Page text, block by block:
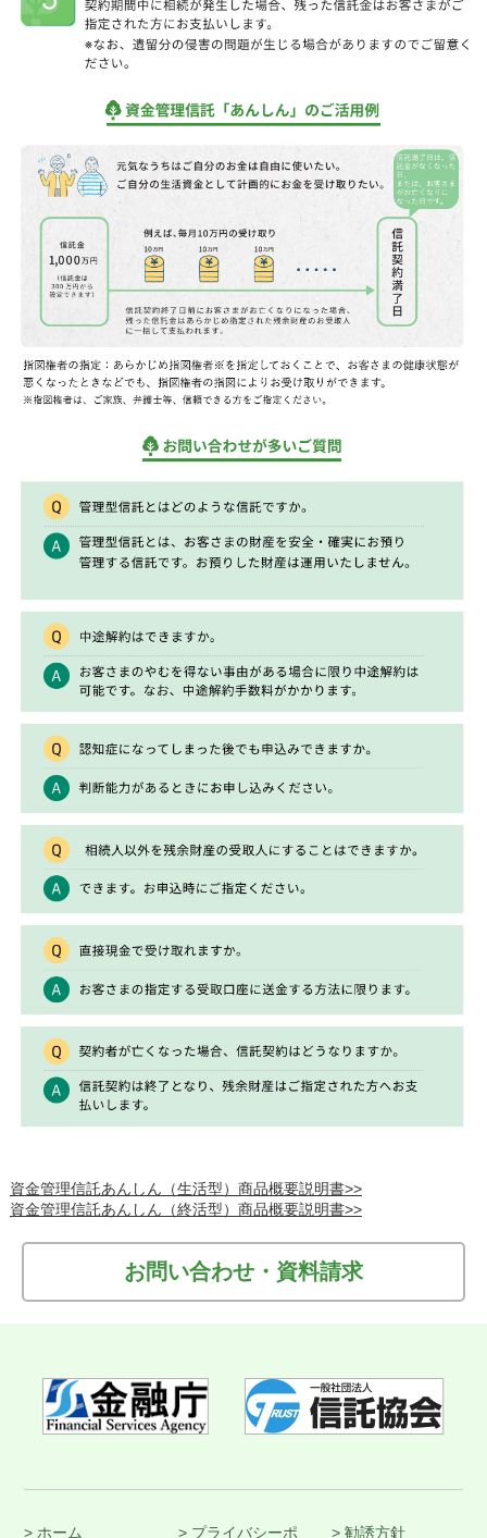
資金管理信託あんしん（生活型）商品概要説明書>>
資金管理信託あんしん（終活型）商品概要説明書>>
お問い合わせ・資料請求
> ホーム > プライバシーポ > 勧誘方針